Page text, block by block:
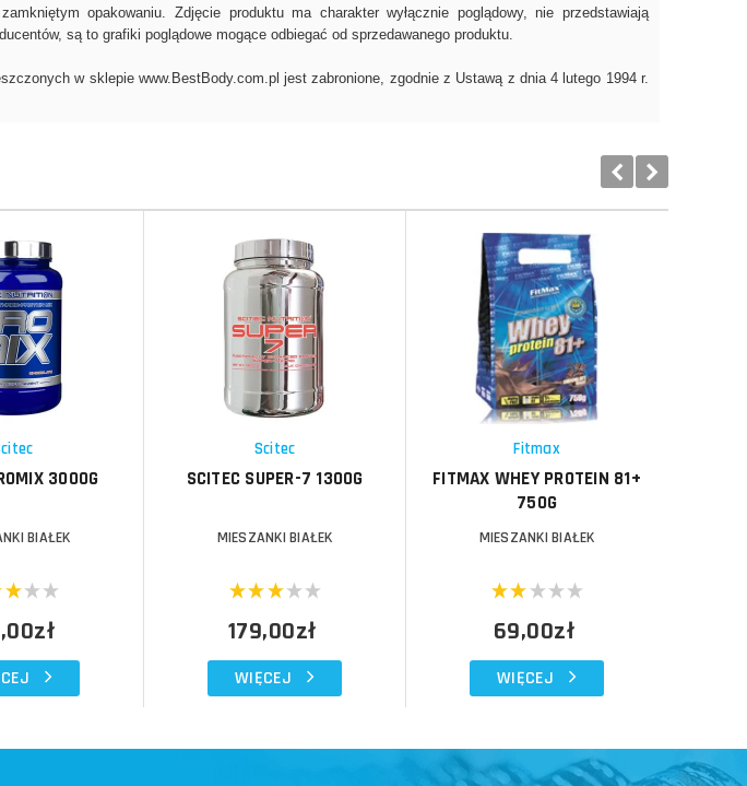
3000G
BIAŁEK
Scitec
SCITEC SUPER-7 1300G
MIESZANKI BIAŁEK
179,00zł
WIĘCEJ
Fitmax
FITMAX WHEY PROTEIN 81+
750G
MIESZANKI BIAŁEK
69,00zł
WIĘCEJ